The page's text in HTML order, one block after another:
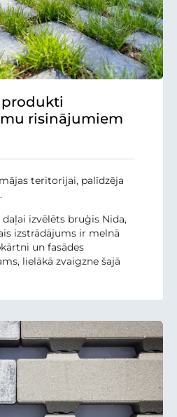
produkti
risinājumiem
teritorijai, palīdzēja
izvēlēts bruģis Nida,
izstrādājums ir melnā
un fasādes
lielākā zvaigzne šajā